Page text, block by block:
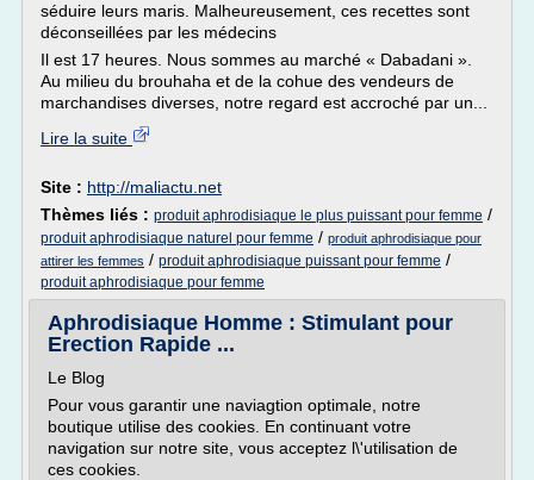
séduire leurs maris. Malheureusement, ces recettes sont
déconseillées par les médecins
Il est 17 heures. Nous sommes au marché « Dabadani ».
Au milieu du brouhaha et de la cohue des vendeurs de
marchandises diverses, notre regard est accroché par un...
Lire la suite
Site : http://maliactu.net
Thèmes liés : produit aphrodisiaque le plus puissant pour femme /
produit aphrodisiaque naturel pour femme / produit aphrodisiaque pour
attirer les femmes / produit aphrodisiaque puissant pour femme /
produit aphrodisiaque pour femme
Aphrodisiaque Homme : Stimulant pour
Erection Rapide ...
Le Blog
Pour vous garantir une naviagtion optimale, notre
boutique utilise des cookies. En continuant votre
navigation sur notre site, vous acceptez l\'utilisation de
ces cookies.